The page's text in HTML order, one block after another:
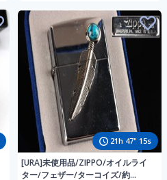
21h 47" 14s
[URA]未使用品/ZIPPO/オイルライ
ター/フェザー/ターコイズ/約